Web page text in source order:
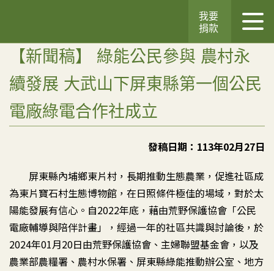
我要
捐款
【新聞稿】 綠能公民參與 農村永
續發展 大武山下屏東縣第一個公民
電廠綠電合作社成立
發稿日期：113年02月27日
屏東縣內埔鄉東片村，長期推動生態農業，促進社區成
為東片寶石村生態博物館，在日照條件極佳的場域，對於太
陽能發展有信心。自2022年底，藉由荒野保護協會「公民
電廠輔導與陪伴計畫」，經過一年的社區共識與討論後，於
2024年01月20日由荒野保護協會、主婦聯盟基金會，以及
農業部農糧署、農村水保署、屏東縣綠能推動辦公室、地方